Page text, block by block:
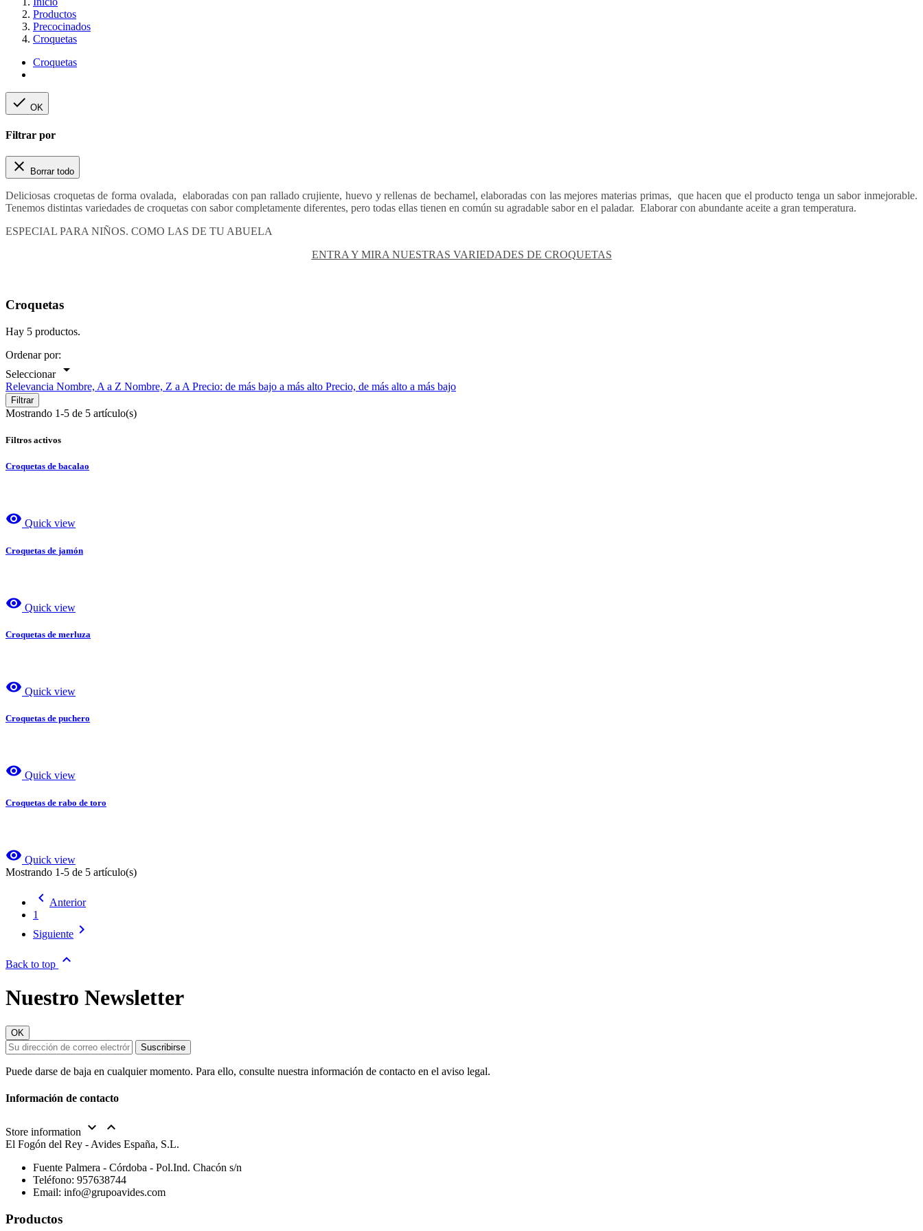
Productos
Precocinados
Croquetas
Croquetas
 OK
Filtrar por
 Borrar todo
Deliciosas croquetas de forma ovalada, elaboradas con pan rallado crujiente, huevo y rellenas de bechamel, elaboradas con las mejores materias primas, que hacen que el producto tenga un sabor inmejorable.
Tenemos distintas variedades de croquetas con sabor completamente diferentes, pero todas ellas tienen en común su agradable sabor en el paladar. Elaborar con abundante aceite a gran temperatura.
ESPECIAL PARA NIÑOS. COMO LAS DE TU ABUELA
ENTRA Y MIRA NUESTRAS VARIEDADES DE CROQUETAS
Croquetas
Hay 5 productos.
Ordenar por:
Seleccionar 
Relevancia Nombre, A a Z Nombre, Z a A Precio: de más bajo a más alto Precio, de más alto a más bajo
Filtrar
Mostrando 1-5 de 5 artículo(s)
Filtros activos
Croquetas de bacalao
visibility Quick view
Croquetas de jamón
visibility Quick view
Croquetas de merluza
visibility Quick view
Croquetas de puchero
visibility Quick view
Croquetas de rabo de toro
visibility Quick view
Mostrando 1-5 de 5 artículo(s)
 Anterior
1
Siguiente 
Back to top 
Nuestro Newsletter
Puede darse de baja en cualquier momento. Para ello, consulte nuestra información de contacto en el aviso legal.
Información de contacto
Store information  
El Fogón del Rey - Avides España, S.L.
Fuente Palmera - Córdoba - Pol.Ind. Chacón s/n
Teléfono: 957638744
Email: info@grupoavides.com
Productos